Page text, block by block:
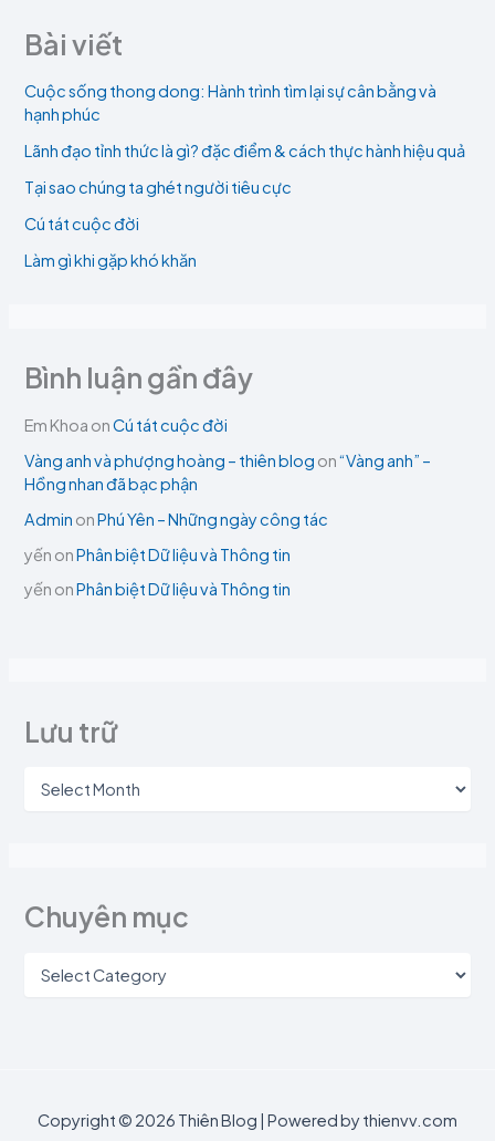
Bài viết
Cuộc sống thong dong: Hành trình tìm lại sự cân bằng và
hạnh phúc
Lãnh đạo tỉnh thức là gì? đặc điểm & cách thực hành hiệu quả
Tại sao chúng ta ghét người tiêu cực
Cú tát cuộc đời
Làm gì khi gặp khó khăn
Bình luận gần đây
Em Khoa onCú tát cuộc đời
Vàng anh và phượng hoàng – thiên blog on“Vàng anh” –
Hồng nhan đã bạc phận
Admin onPhú Yên – Những ngày công tác
yến onPhân biệt Dữ liệu và Thông tin
yến onPhân biệt Dữ liệu và Thông tin
Lưu trữ
Chuyên mục
Copyright © 2026 Thiên Blog | Powered by thienvv.com